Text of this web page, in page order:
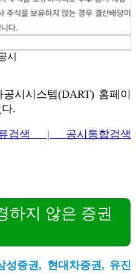
시
시시스템(DART) 홈페이
.
검색 | 공시통합검색
하지 않은 증권
성증권, 현대차증권, 유진